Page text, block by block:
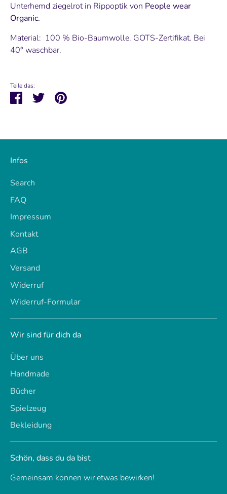
Unterhemd ziegelrot in Rippoptik von People wear
Organic.
Material: 100 % Bio-Baumwolle. GOTS-Zertifikat. Bei
40° waschbar.
Teile das:
TeilenTwitternPinnen
Infos
Search
FAQ
Impressum
Kontakt
AGB
Versand
Widerruf
Widerruf-Formular
Wir sind für dich da
Über uns
Handmade
Bücher
Spielzeug
Bekleidung
Schön, dass du da bist
Gemeinsam können wir etwas bewirken!